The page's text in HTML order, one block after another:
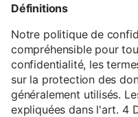
Définitions
Notre politique de
compréhensible pour
confidentialité, les
sur la protection des
généralement utilisés.
expliquées dans l'art. 4